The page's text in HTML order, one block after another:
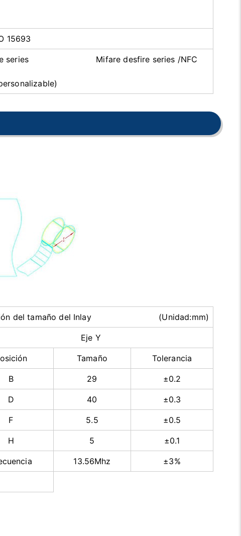
15693
Code series Mifare desfire series /NFC
del tamaño del Inlay (Unidad:mm)
Eje Y
Tamaño Tolerancia
B 29 ±0.2
D 40 ±0.3
F 5.5 ±0.5
H 5 ±0.1
13.56Mhz ±3%